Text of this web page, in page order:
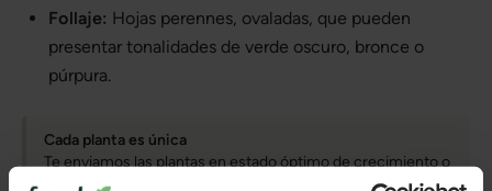
Follaje: Hojas perennes, ovaladas, que pueden
presentar tonalidades de verde oscuro, bronce o
púrpura.
Cada planta es única
Te enviamos las plantas en estado óptimo de crecimiento o
floración, en función de la estacionalidad. Por tanto, la